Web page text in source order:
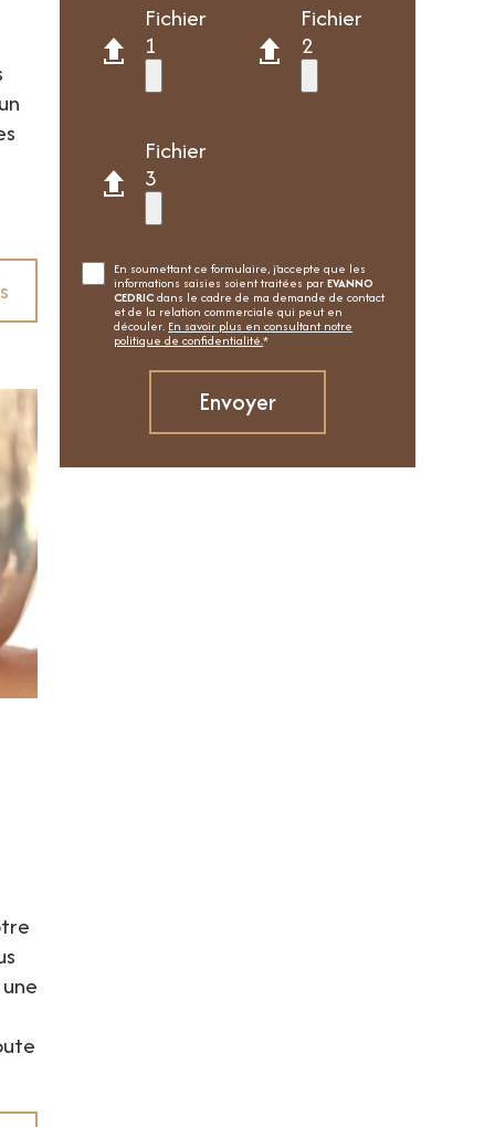
Fichier
1
Fichier
2
Fichier
3
En soumettant ce formulaire, j'accepte que les
informations saisies soient traitées parEVANNO
CEDRICdans le cadre de ma demande de contact
et de la relation commerciale qui peut en
découler. En savoir plus en consultant notre
politique de confidentialité.*